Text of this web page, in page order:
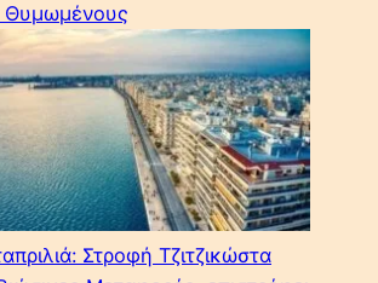
Θυμωμένους
Στροφή Τζιτζικώστα